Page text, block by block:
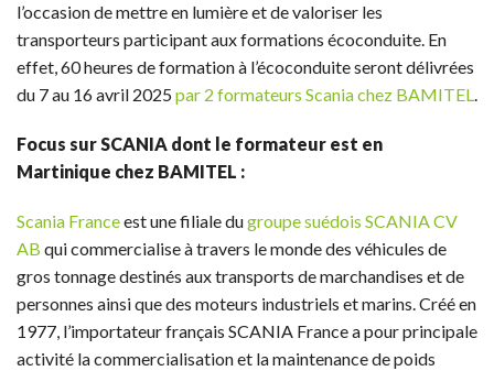
l’occasion de mettre en lumière et de valoriser les
transporteurs participant aux formations écoconduite. En
effet, 60 heures de formation à l’écoconduite seront délivrées
du 7 au 16 avril 2025par 2 formateurs Scania chez BAMITEL.
Focus sur SCANIA dont le formateur est en
Martinique chez BAMITEL :
Scania Franceest une filiale dugroupe suédois SCANIA CV
AB qui commercialise à travers le monde des véhicules de
gros tonnage destinés aux transports de marchandises et de
personnes ainsi que des moteurs industriels et marins. Créé en
1977, l’importateur français SCANIA France a pour principale
activité la commercialisation et la maintenance de poids